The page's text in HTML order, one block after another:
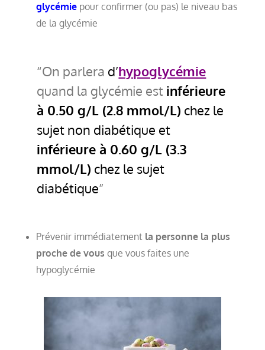
glycémie pour confirmer (ou pas) le niveau bas
de la glycémie
On parlera d’hypoglycémie
quand la glycémie est inférieure
à 0.50 g/L (2.8 mmol/L) chez le
sujet non diabétique et
inférieure à 0.60 g/L (3.3
mmol/L) chez le sujet
diabétique
Prévenir immédiatement la personne la plus
proche de vous que vous faites une
hypoglycémie